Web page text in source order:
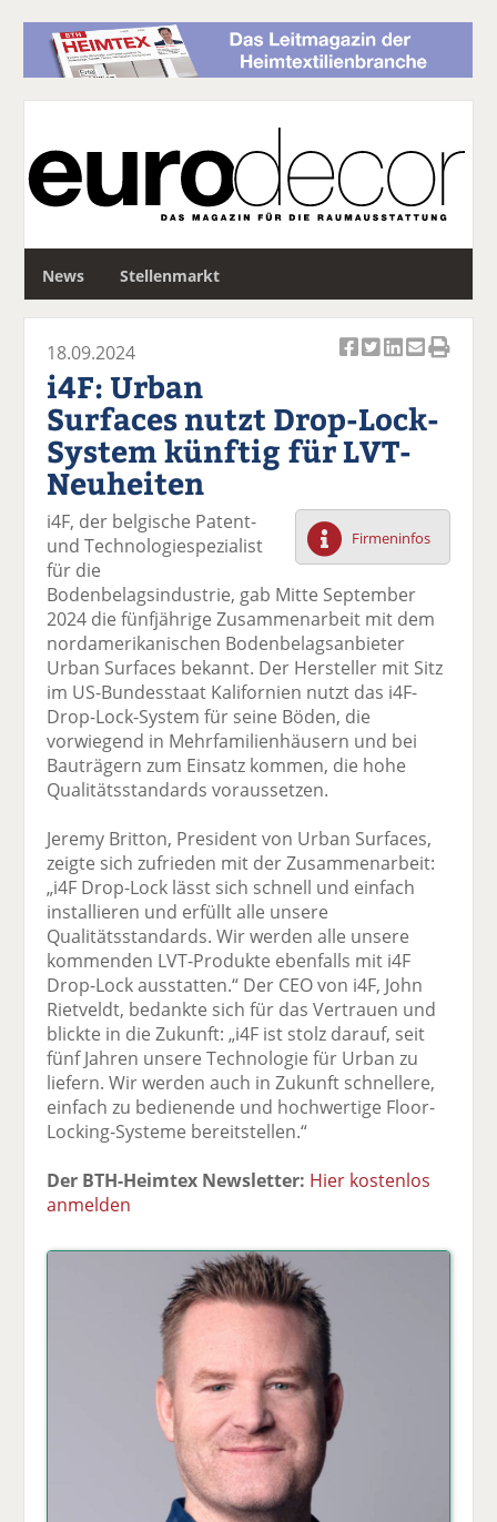
News Stellenmarkt
c
k
el
a
F
ac
e
b
o
o
k
te
il
e
n
k
el
t
tt
er
n
k
el
a
Li
n
k
e
di
n
te
il
n
k
E
m
ai
l
v
se
n
e
k
ck
e
n
18.09.2024
i4F: Urban
Surfaces nutzt Drop-Lock-
System künftig für LVT-
Neuheiten
Firmeninfos
i4F, der belgische Patent-
und Technologiespezialist
für die
Bodenbelagsindustrie, gab Mitte September
2024 die fünfjährige Zusammenarbeit mit dem
nordamerikanischen Bodenbelagsanbieter
Urban Surfaces bekannt. Der Hersteller mit Sitz
im US-Bundesstaat Kalifornien nutzt das i4F-
Drop-Lock-System für seine Böden, die
vorwiegend in Mehrfamilienhäusern und bei
Bauträgern zum Einsatz kommen, die hohe
Qualitätsstandards voraussetzen.
Jeremy Britton, President von Urban Surfaces,
zeigte sich zufrieden mit der Zusammenarbeit:
„i4F Drop-Lock lässt sich schnell und einfach
installieren und erfüllt alle unsere
Qualitätsstandards. Wir werden alle unsere
kommenden LVT-Produkte ebenfalls mit i4F
Drop-Lock ausstatten.“ Der CEO von i4F, John
Rietveldt, bedankte sich für das Vertrauen und
blickte in die Zukunft: „i4F ist stolz darauf, seit
fünf Jahren unsere Technologie für Urban zu
liefern. Wir werden auch in Zukunft schnellere,
einfach zu bedienende und hochwertige Floor-
Locking-Systeme bereitstellen.“
Der BTH-Heimtex Newsletter: Hier kostenlos
anmelden